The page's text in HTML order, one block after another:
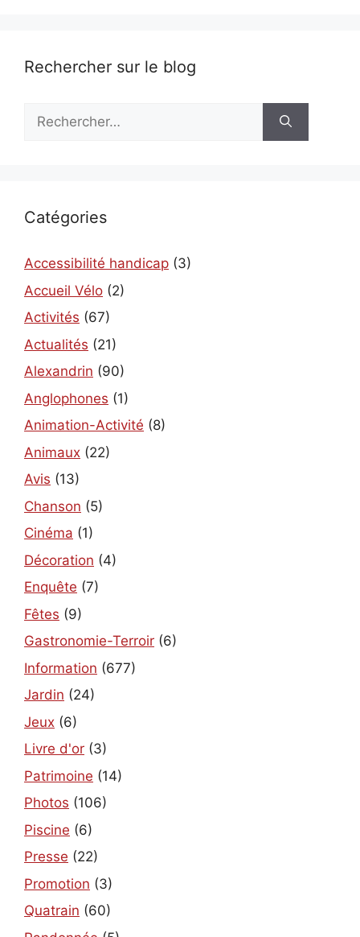
Rechercher sur le blog
Rechercher :
Catégories
Accessibilité handicap (3)
Accueil Vélo (2)
Activités (67)
Actualités (21)
Alexandrin (90)
Anglophones (1)
Animation-Activité (8)
Animaux (22)
Avis (13)
Chanson (5)
Cinéma (1)
Décoration (4)
Enquête (7)
Fêtes (9)
Gastronomie-Terroir (6)
Information (677)
Jardin (24)
Jeux (6)
Livre d'or (3)
Patrimoine (14)
Photos (106)
Piscine (6)
Presse (22)
Promotion (3)
Quatrain (60)